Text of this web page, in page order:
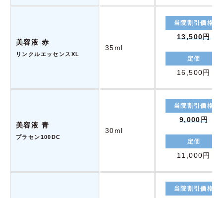
美容液 赤
リンクルエッセンスXL
35ml
当院割引価格
13,500円
定価
16,500円
美容液 青
プラセン100DC
30ml
当院割引価格
9,000円
定価
11,000円
当院割引価格